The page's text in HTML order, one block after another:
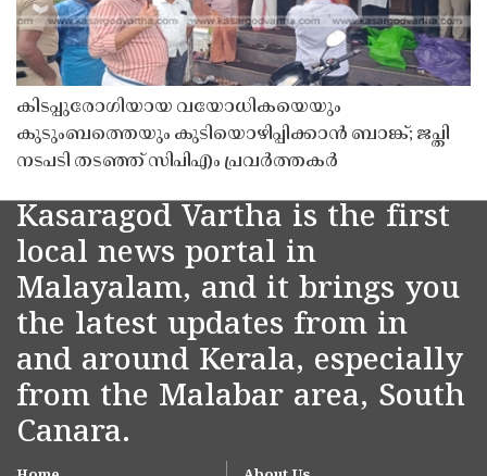
കിടപ്പുരോഗിയായ വയോധികയെയും
കുടുംബത്തെയും കുടിയൊഴിപ്പിക്കാൻ ബാങ്ക്; ജപ്തി
നടപടി തടഞ്ഞ് സിപിഎം പ്രവർത്തകർ
Kasaragod Vartha is the first
local news portal in
Malayalam, and it brings you
the latest updates from in
and around Kerala, especially
from the Malabar area, South
Canara.